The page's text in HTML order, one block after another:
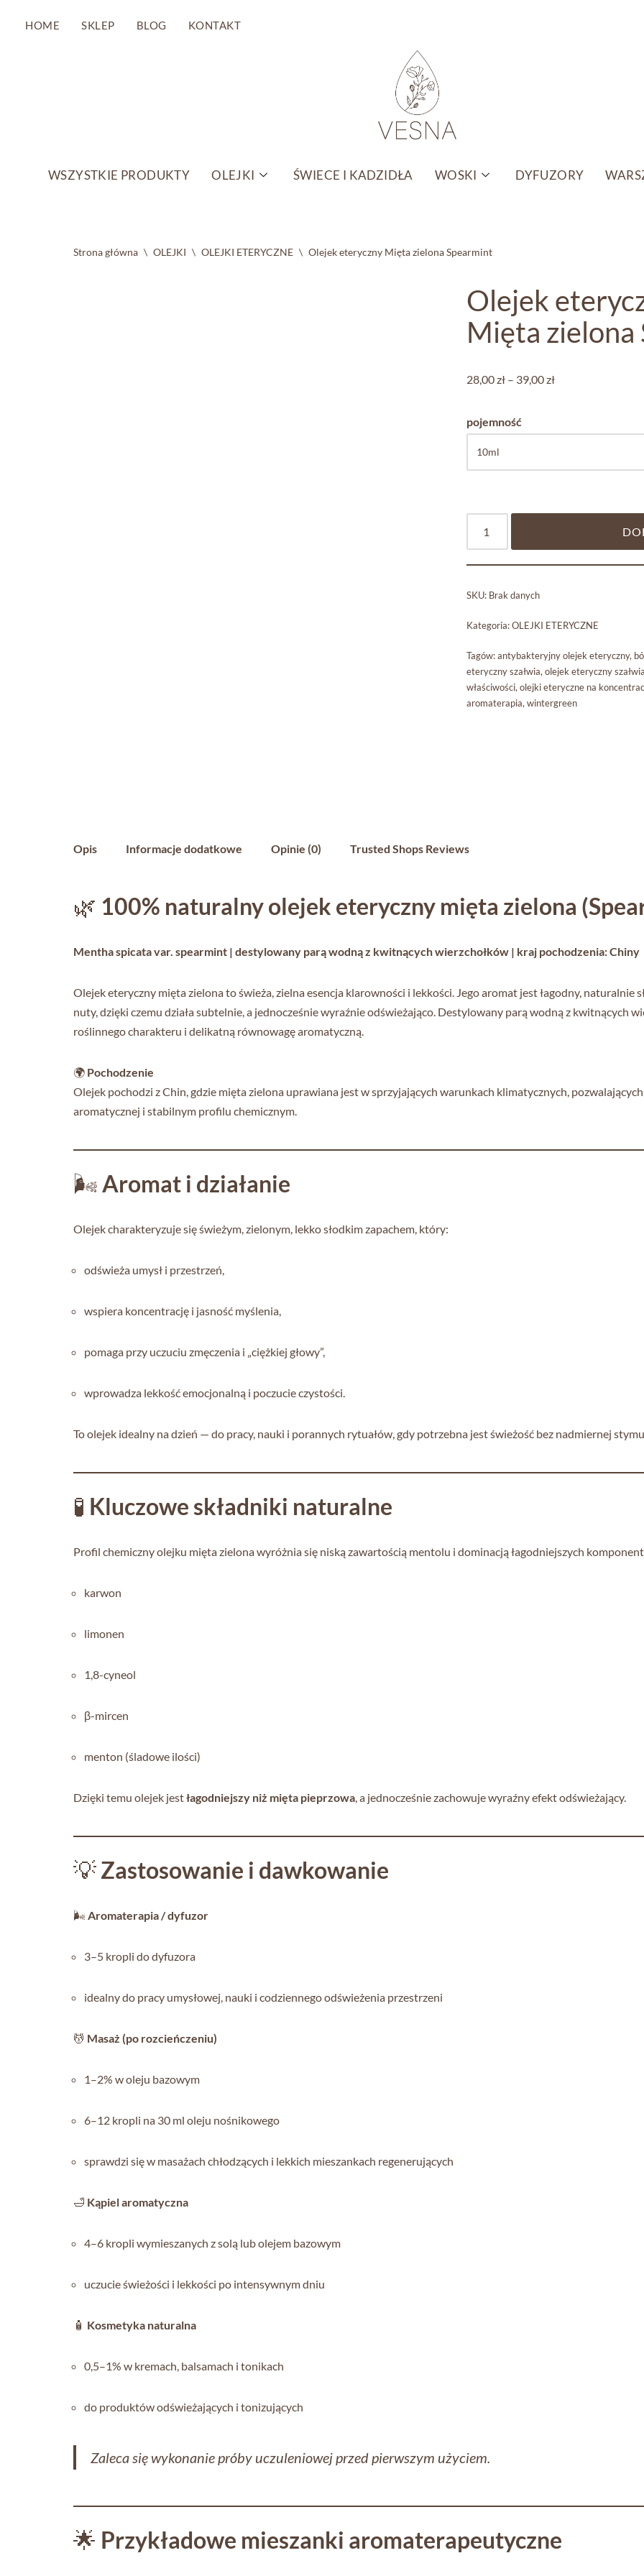
HOME SKLEP BLOG KONTAKT
WSZYSTKIE PRODUKTY OLEJKI ŚWIECE I KADZIDŁA WOSKI DYFUZORY
Strona główna \ OLEJKI \ OLEJKI ETERYCZNE \ Olejek eteryczny Mięta zielona Spearmint
Olejek
Mięta zielona
28,00zł – 39,00zł
pojemność
SKU: Brak danych
Kategoria:OLEJKI ETERYCZNE
Tagów:antybakteryjny olejek eteryczny,
eteryczny szałwia,olejek eteryczny
właściwości,olejki eteryczne na
aromaterapia,wintergreen
Opis Informacje dodatkowe Opinie (0) Trusted Shops Reviews
🌿 100% naturalny olejek eteryczny mięta zielona
Mentha spicata var. spearmint | destylowany parą wodną z kwitnących wierzchołków | kraj pochodzenia: Chiny
Olejek eteryczny mięta zielona to świeża, zielna esencja klarowności i lekkości. Jego aromat jest łagodny,
nuty, dzięki czemu działa subtelnie, a jednocześnie wyraźnie odświeżająco. Destylowany parą wodną z kwitnących
roślinnego charakteru i delikatną równowagę aromatyczną.
🌍 Pochodzenie
Olejek pochodzi z Chin, gdzie mięta zielona uprawiana jest w sprzyjających warunkach klimatycznych,
aromatycznej i stabilnym profilu chemicznym.
🌬️ Aromat i działanie
Olejek charakteryzuje się świeżym, zielonym, lekko słodkim zapachem, który:
odświeża umysł i przestrzeń,
wspiera koncentrację i jasność myślenia,
pomaga przy uczuciu zmęczenia i „ciężkiej głowy”,
wprowadza lekkość emocjonalną i poczucie czystości.
To olejek idealny na dzień — do pracy, nauki i porannych rytuałów, gdy potrzebna jest świeżość bez nadmiernej
🧪 Kluczowe składniki naturalne
Profil chemiczny olejku mięta zielona wyróżnia się niską zawartością mentolu i dominacją łagodniejszych
karwon
limonen
1,8-cyneol
β-mircen
menton (śladowe ilości)
Dzięki temu olejek jestłagodniejszy niż mięta pieprzowa , a jednocześnie zachowuje wyraźny efekt odświeżający.
💡Zastosowanie i dawkowanie
🌬️ Aromaterapia / dyfuzor
3–5 kropli do dyfuzora
idealny do pracy umysłowej, nauki i codziennego odświeżenia przestrzeni
💆 Masaż (po rozcieńczeniu)
1–2% w oleju bazowym
6–12 kropli na 30 ml oleju nośnikowego
sprawdzi się w masażach chłodzących i lekkich mieszankach regenerujących
🛁 Kąpiel aromatyczna
4–6 kropli wymieszanych z solą lub olejem bazowym
uczucie świeżości i lekkości po intensywnym dniu
🧴 Kosmetyka naturalna
0,5–1% w kremach, balsamach i tonikach
do produktów odświeżających i tonizujących
Zaleca się wykonanie próby uczuleniowej przed pierwszym użyciem.
🌟 Przykładowe mieszanki aromaterapeutyczne